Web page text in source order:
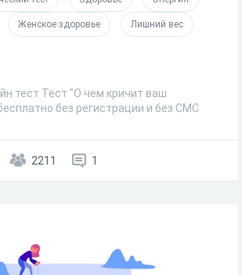
Женское здоровье Лишний вес
тест Тест "О чем кричит ваш
без регистрации и без СМС
2211 1